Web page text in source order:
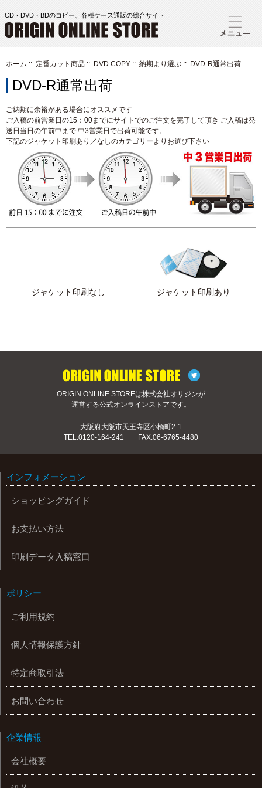
CD・DVD・BDのコピー、各種ケース通販の総合サイト
ホーム :: 定番カット商品 :: DVD COPY :: 納期より選ぶ :: DVD-R通常出荷
DVD-R通常出荷
ご納期に余裕がある場合にオススメです
ご入稿の前営業日の15：00までにサイトでのご注文を完了して頂き ご入稿は発
送日当日の午前中まで 中3営業日で出荷可能です。
下記のジャケット印刷あり／なしのカテゴリーよりお選び下さい
ジャケット印刷なし ジャケット印刷あり
ORIGIN ONLINE STOREは株式会社オリジンが
運営する公式オンラインストアです。
大阪府大阪市天王寺区小橋町2-1
TEL:0120-164-241 FAX:06-6765-4480
インフォメーション
ショッピングガイド
お支払い方法
印刷データ入稿窓口
ポリシー
ご利用規約
個人情報保護方針
特定商取引法
お問い合わせ
企業情報
会社概要